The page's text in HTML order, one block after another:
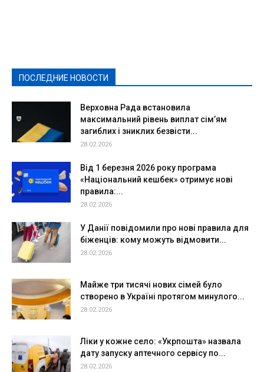
ПОСЛЕДНИЕ НОВОСТИ
Верховна Рада встановила
максимальний рівень виплат сім’ям
загиблих і зниклих безвісти...
28.02.2026
Від 1 березня 2026 року програма
«Національний кешбек» отримує нові
правила:...
28.02.2026
У Данії повідомили про нові правила для
біженців: кому можуть відмовити...
28.02.2026
Майже три тисячі нових сімей було
створено в Україні протягом минулого...
28.02.2026
Ліки у кожне село: «Укрпошта» назвала
дату запуску аптечного сервісу по...
28.02.2026